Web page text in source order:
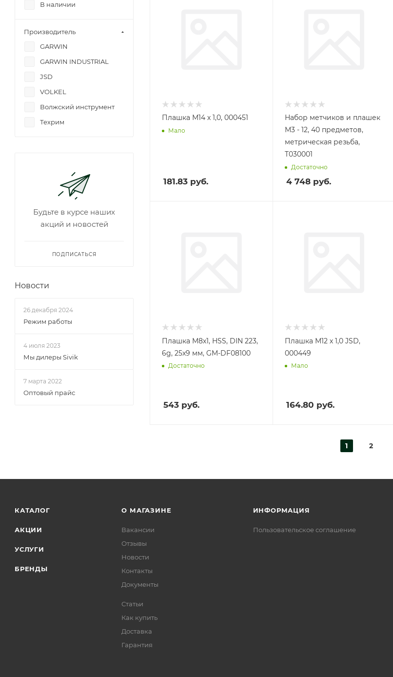
Плашка М14 х 1,0, 000451
Мало
181.83 руб.
Набор метчиков и плашек
М3 - 12, 40 предметов,
метрическая резьба,
T030001
Достаточно
4 748руб.
Плашка M8x1, HSS, DIN 223,
6g, 25x9 мм, GM-DF08100
Достаточно
543 руб.
Плашка М12 х 1,0 JSD,
000449
Мало
164.80 руб.
1 2
В наличии
Производитель
GARWIN
GARWIN INDUSTRIAL
JSD
VOLKEL
Волжский инструмент
Техрим
Будьте в курсе наших
акций и новостей
ПОДПИСАТЬСЯ
Новости
26 декабря 2024
Режим работы
4 июля 2023
Мы дилеры Sivik
7 марта 2022
Оптовый прайс
КАТАЛОГ
АКЦИИ
УСЛУГИ
БРЕНДЫ
О МАГАЗИНЕ
Вакансии
Отзывы
Новости
Контакты
Документы
Статьи
Как купить
Доставка
Гарантия
ИНФОРМАЦИЯ
Пользовательское соглашение